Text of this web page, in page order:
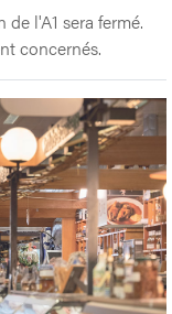
l'A1 sera fermé.
concernés.